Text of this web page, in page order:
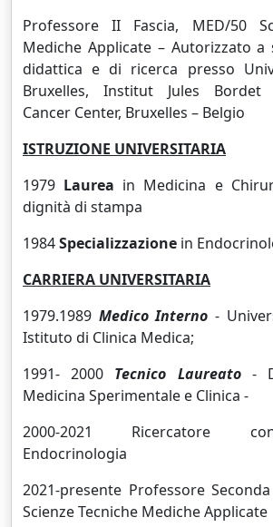
Professore II Fascia, MED/50
Mediche Applicate – Autorizzato a
didattica e di ricerca presso
Bruxelles, Institut Jules Bordet
Cancer Center, Bruxelles – Belgio
ISTRUZIONE UNIVERSITARIA
1979 Laurea in Medicina e
dignità di stampa
1984Specializzazione in
CARRIERA UNIVERSITARIA
1979.1989 Medico Interno -
Istituto di Clinica Medica;
1991- 2000 Tecnico Laureato -
Medicina Sperimentale e Clinica -
2000-2021 Ricercatore
Endocrinologia
2021-presente Professore
Scienze Tecniche Mediche Applicate